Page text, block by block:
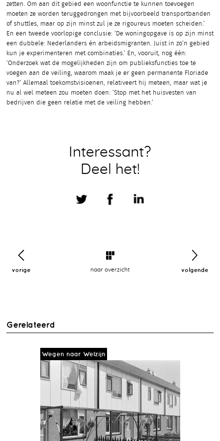
zetten. Om aan dit gebied een woonfunctie te kunnen toevoegen
moeten ze worden teruggedrongen met bijvoorbeeld transportbanden
of shuttles, maar op zijn minst zul je ze rigoureus moeten scheiden.’
En een tweede voorlopige conclusie: ‘De woningopgave is op zijn minst
een dubbele: Nederlanders én arbeidsmigranten. Juist in zo’n gebied
kun je experimenteren met combinaties.’ En, vooruit, nog één:
‘Onderzoek wat de mogelijkheden zijn om publieksfuncties toe te
voegen aan de veiling, waarom maak je er geen permanente Floriade
van?’ Allemaal toekomstvisioenen, relativeert hij meteen, maar wat je
nu al wel meteen zou moeten doen: ’Stop met het huisvesten van
bedrijven die geen relatie met de veiling hebben.’
Interessant?
Deel het!
vorige naar overzicht volgende
Gerelateerd
Wegen naar Welzijn